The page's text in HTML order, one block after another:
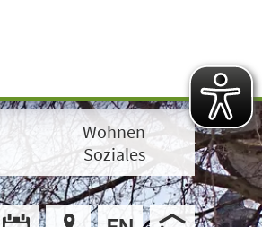
Wohnen
Soziales